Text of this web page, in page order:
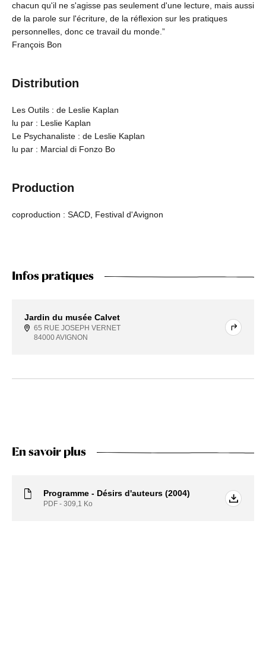
chacun qu'il ne s'agisse pas seulement d'une lecture, mais aussi
de la parole sur l'écriture, de la réflexion sur les pratiques
personnelles, donc ce travail du monde.”
François Bon
Distribution
Les Outils : de Leslie Kaplan
lu par : Leslie Kaplan
Le Psychanaliste : de Leslie Kaplan
lu par : Marcial di Fonzo Bo
Production
coproduction : SACD, Festival d'Avignon
Infos pratiques
Jardin du musée Calvet
65 RUE JOSEPH VERNET
84000 AVIGNON
En savoir plus
Programme - Désirs d'auteurs (2004)
PDF - 309,1 Ko